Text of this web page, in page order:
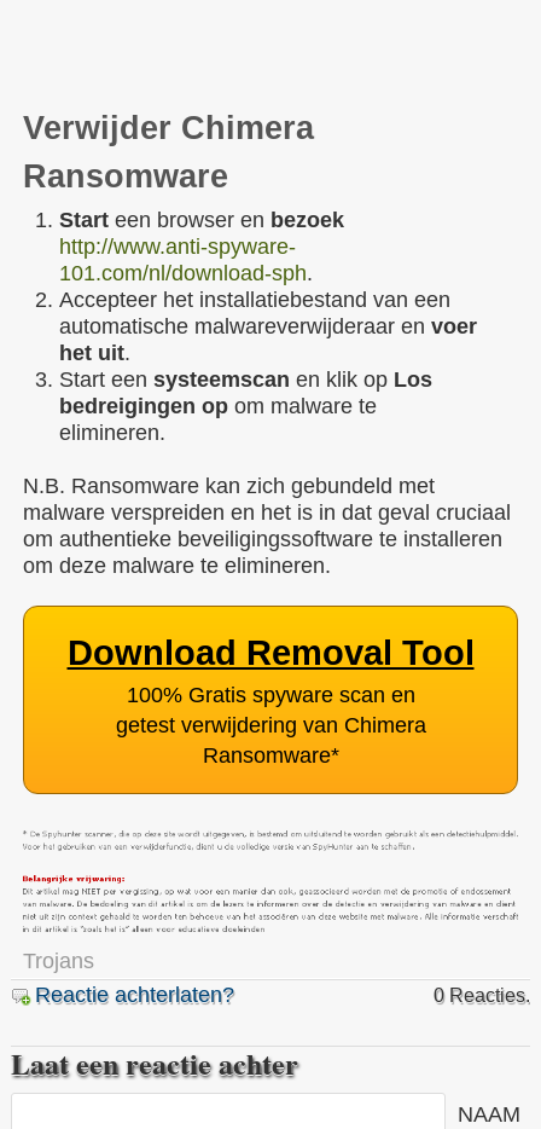
Verwijder Chimera
Ransomware
Start een browser en bezoek
http://www.anti-spyware-
101.com/nl/download-sph.
Accepteer het installatiebestand van een
automatische malwareverwijderaar en voer
het uit.
Start een systeemscan en klik op Los
bedreigingen op om malware te
elimineren.
N.B. Ransomware kan zich gebundeld met
malware verspreiden en het is in dat geval cruciaal
om authentieke beveiligingssoftware te installeren
om deze malware te elimineren.
Download Removal Tool
100% Gratis spyware scan en
getest verwijdering van Chimera
Ransomware*
Trojans
Reactie achterlaten?
0 Reacties.
Laat een reactie achter
NAAM